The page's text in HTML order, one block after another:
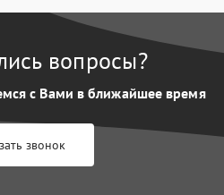
85 мин 1 год
75 мин
80 мин
вопросы?
с Вами в ближайшее время
звонок